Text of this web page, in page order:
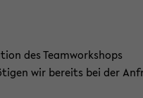
des Teamworkshops
wir bereits bei der